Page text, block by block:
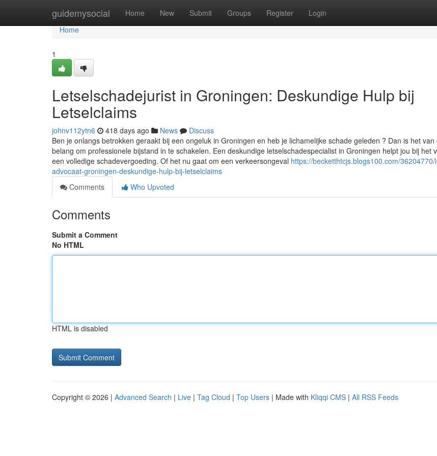
guidemysocial Home New Submit Groups Register Login
Home
Home
1
Letselschadejurist in Groningen: Deskundige Hulp bij
Letselclaims
johnv112ytn6 418 days ago News
Discuss
Ben je onlangs betrokken geraakt bij een ongeluk in Groningen en heb je lichamelijke schade geleden ? Dan is het van
belang om professionele bijstand in te schakelen. Een deskundige letselschadespecialist in Groningen helpt jou bij het
een volledige schadevergoeding. Of het nu gaat om een verkeersongeval https://becketthtcjs.blogs100.com/
advocaat-groningen-deskundige-hulp-bij-letselclaims
Comments
Who Upvoted
Comments
Submit a Comment
No HTML
HTML is disabled
Copyright © 2026 | Advanced Search | Live | Tag Cloud | Top Users | Made with Kliqqi CMS | All RSS Feeds